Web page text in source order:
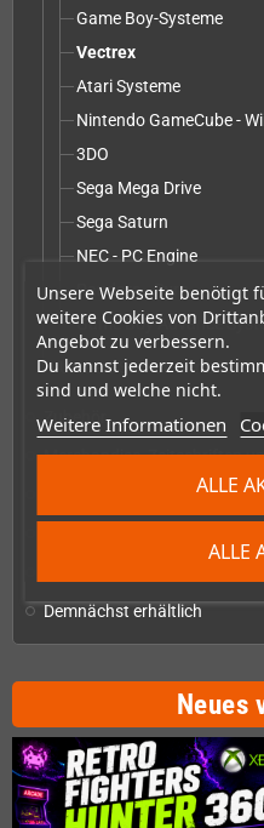
Unsere Webseite benötigt
weitere Cookies von
Angebot zu verbessern.
Du kannst jederzeit
sind und welche nicht.
Weitere Informationen
ALLE
ALLE
Game Boy-Systeme
Vectrex
Atari Systeme
Nintendo GameCube -
3DO
Sega Mega Drive
Sega Saturn
NEC - PC Engine
Pandora - Pyra
Game Boy Advance
Umbau-Service ohne Teile
Zubehör
Merchandise, Zeitschriften
Checkmate & Retro Monitor
Demnächst erhältlich
Neues